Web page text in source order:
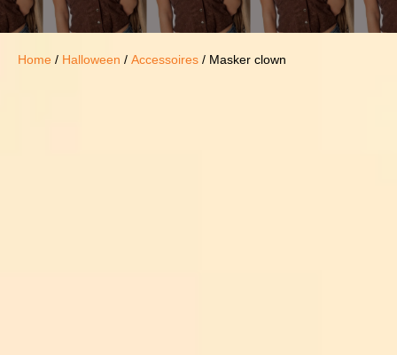
Home / Halloween / Accessoires / Masker clown